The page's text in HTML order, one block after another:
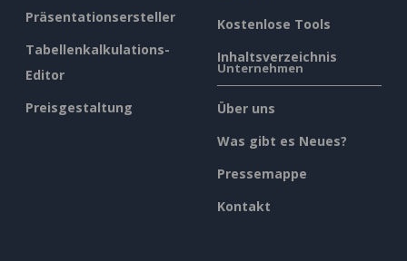
Präsentationsersteller
Tabellenkalkulations-
Editor
Preisgestaltung
Kostenlose Tools
Inhaltsverzeichnis
Unternehmen
Über uns
Was gibt es Neues?
Pressemappe
Kontakt